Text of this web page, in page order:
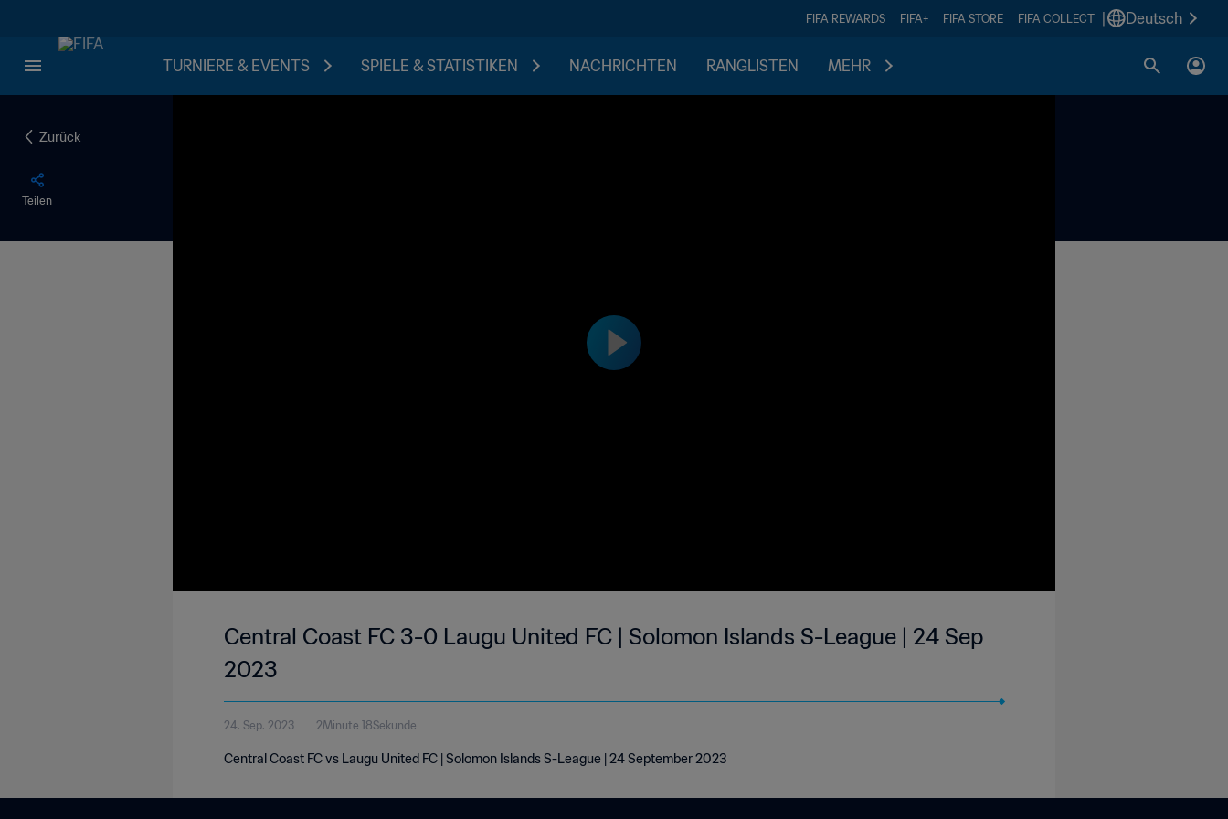
FIFA REWARDS FIFA+ FIFA STORE FIFA COLLECT Deutsch
TURNIERE & EVENTS SPIELE & STATISTIKEN NACHRICHTEN RANGLISTEN MEHR
Zurück
Teilen
Central Coast FC 3-0 Laugu United FC | Solomon Islands S-League | 24 Sep
2023
24. Sep. 2023 2Minute 18Sekunde
Central Coast FC vs Laugu United FC | Solomon Islands S-League | 24 September 2023